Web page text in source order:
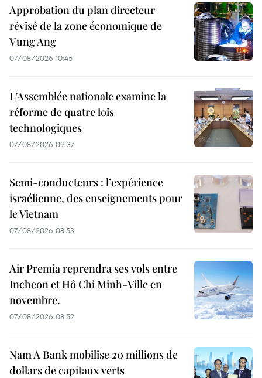
Approbation du plan directeur
révisé de la zone économique de
Vung Ang
07/08/2026 10:45
L’Assemblée nationale examine la
réforme de quatre lois
technologiques
07/08/2026 09:37
Semi-conducteurs : l’expérience
israélienne, des enseignements pour
le Vietnam
07/08/2026 08:53
Air Premia reprendra ses vols entre
Incheon et Hô Chi Minh-Ville en
novembre.
07/08/2026 08:52
Nam A Bank mobilise 20 millions de
dollars de capitaux verts